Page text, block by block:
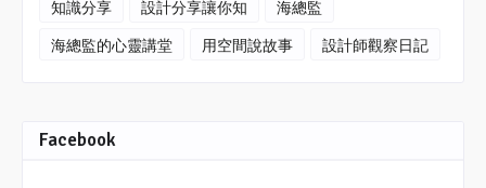
知識分享
設計分享讓你知
海總監
海總監的心靈講堂
用空間說故事 設計師觀察日記
Facebook